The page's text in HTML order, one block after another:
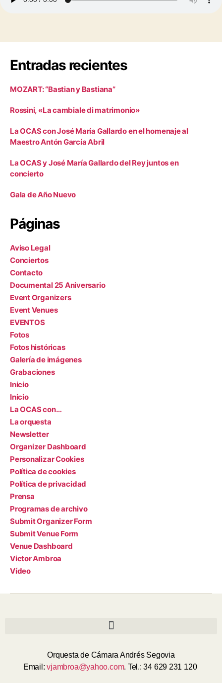
Entradas recientes
MOZART: “Bastian y Bastiana”
Rossini, «La cambiale di matrimonio»
La OCAS con José María Gallardo en el homenaje al
Maestro Antón García Abril
La OCAS y José María Gallardo del Rey juntos en
concierto
Gala de Año Nuevo
Páginas
Aviso Legal
Conciertos
Contacto
Documental 25 Aniversario
Event Organizers
Event Venues
EVENTOS
Fotos
Fotos históricas
Galería de imágenes
Grabaciones
Inicio
Inicio
La OCAS con…
La orquesta
Newsletter
Organizer Dashboard
Personalizar Cookies
Política de cookies
Política de privacidad
Prensa
Programas de archivo
Submit Organizer Form
Submit Venue Form
Venue Dashboard
Victor Ambroa
Vídeo
Orquesta de Cámara Andrés Segovia
Email:vjambroa@yahoo.com. Tel.: 34 629 231 120